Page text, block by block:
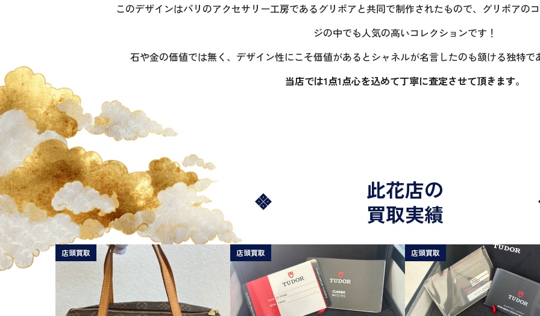
このデザインはパリのアクセサリー工房であるグリポアと共同で制作されたもので、グリポアの
ジの中でも人気の高いコレクションです！
石や金の価値では無く、デザイン性にこそ価値があるとシャネルが名言したのも頷ける独特
当店では1点1点心を込めて丁寧に査定させて頂きます。
此花店の
買取実績
店頭買取 店頭買取 店頭買取